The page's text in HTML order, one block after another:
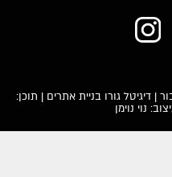
דיגיטל גורו בניית אתרים | תוכן:
נוי נוימן